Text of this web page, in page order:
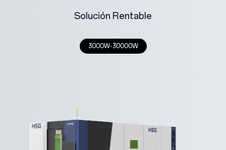
Solución Rentable
3000W-30000W